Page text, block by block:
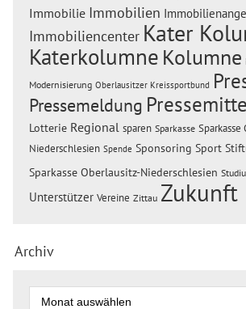
Immobilie Immobilien
Immobiliencenter Kater
Katerkolumne Kolumne
Modernisierung Oberlausitzer Kreissportbund
Pressemeldung
Lotterie Regional sparen Sparkasse Sparkasse
Niederschlesien Spende Sponsoring Sport
Sparkasse Oberlausitz-Niederschlesien
Unterstützer Vereine Zittau Zukunft
Archiv